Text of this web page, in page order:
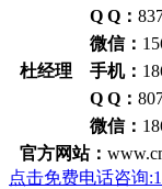
Q Q：
微信：
杜经理 手机：
Q Q：
微信：
官方网站：
点击免费电话咨询